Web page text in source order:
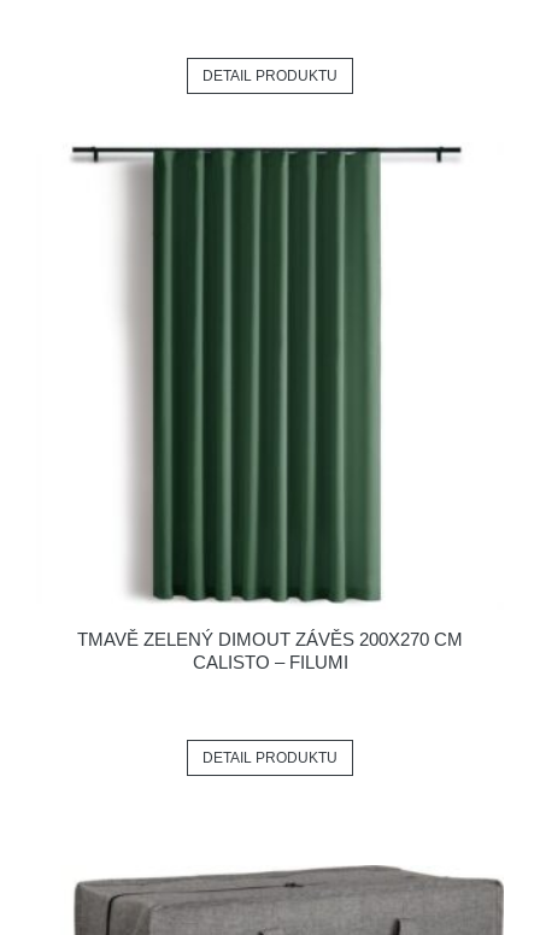
DETAIL PRODUKTU
TMAVĚ ZELENÝ DIMOUT ZÁVĚS 200X270 CM
CALISTO – FILUMI
DETAIL PRODUKTU